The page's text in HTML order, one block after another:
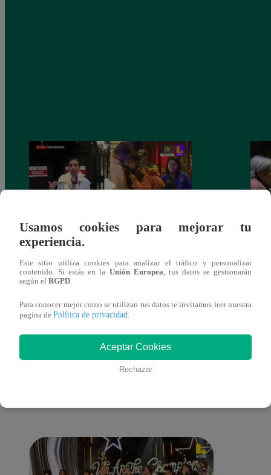
lo que sabe de la muerte del exparticipante
de ‘La Voz Perú’
de
También te puede
interesar
Usamos cookies para mejorar tu
experiencia.
Este sitio utiliza cookies para analizar el tráfico y personalizar
contenido. Si estás en la Unión Europea , tus datos se gestionarán
según el RGPD
Para conocer mejor como se utilizan tus datos te invitamos leer nuestra
pagina de Política de privacidad
Aceptar Cookies
Rechazar